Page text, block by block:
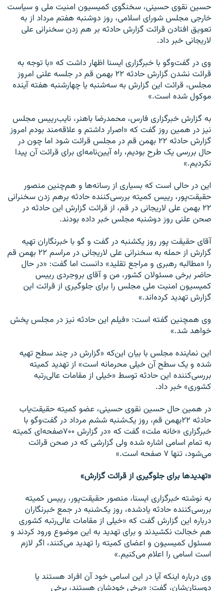
حسین نقوی حسینی، سخنگوی کمیسیون امنیت ملی و سیاست
خارجی مجلس شورای اسلامی، روز دوشنبه هفتم مرداد از به
تعویق افتادن قرائت گزارش حادثه بر هم زدن سخنرانی علی
لاریجانی خبر داد.
وی در گفت‌وگو با خبرگزاری ایسنا اظهار داشت که «با توجه به
قرائت نشدن گزارش حادثه ۲۲ بهمن قم در جلسه علنی امروز
مجلس، قرائت این گزارش به سه‌شنبه یا چهارشنبه هفته آینده
موکول شده است.»
به گزارش خبرگزاری فارس، محمدرضا باهنر، نایب‌رییس مجلس
نیز در همین روز گفت که «اصرار داشتم و علاقه‌مند بودم امروز
گزارش حادثه ۲۲ بهمن قم در مجلس قرائت شود اما چون در
حال بررسی یک طرح بودیم، راه آیین‌نامه‌ای برای قرائت آن پیدا
نکردیم.»
این در حالی است که بسیاری از رسانه‌ها و هم‌چنین منصور
حقیقت‌پور، رییس کمیته بررسی‌کننده حادثه برهم زدن سخنرانی
۲۲ بهمن علی لاریجانی در قم، از قرائت گزارش این حادثه در
صحن علنی روز دوشنبه مجلس خبر داده بودند.
آقای حقيقت پور روز یکشنبه در گفت و گو با خبرنگاران تهيه
گزارش از حمله به سخنرانی علی لاريجانی در مراسم ۲۲ بهمن قم
را «مطالبه رهبری و مراجع تقليد» دانست اما گفت: «در حال
حاضر برخی مسئولان کشور، من و آقای بروجردی ریيس
کميسيون امنيت ملی مجلس را برای جلوگيری از قرائت اين
گزارش تهديد کرده‌اند.»
وی همچنين گفته است: «فيلم اين حادثه نيز در مجلس پخش
خواهد شد.»
این نماینده مجلس با بیان این‌که «گزارش در چند سطح تهیه
شده و یک سطح آن خیلی محرمانه است» از تهدید کمیته
بررسی‌کننده این حادثه توسط «خیلی از مقامات عالی‌رتبه
کشوری» خبر داد.
در همین حال حسین نقوی حسینی، عضو کمیته حقیقت‌یاب
حادثه ۲۲بهمن قم، روز یک‌شنبه ششم مرداد در گفت‌وگو با
خبرگزاری «خانه ملت» گفت که «در گزارش ۷۰۰صفحه‌ای کمیته
به تمام اسامی اشاره شده ولی گزارشی که در صحن قرائت
می‌شود، تنها ۷ صفحه است.»
«تهدیدها برای جلوگیری از قرائت گزارش»
به نوشته خبرگزاری ایسنا، منصور حقیقت‌پور، رییس کمیته
بررسی‌کننده حادثه یادشده، روز یک‌شنبه در جمع خبرنگاران
درباره این گزارش گفت که «خیلی از مقامات عالی‌رتبه کشوری
هم خجالت نکشیدند و برای تهدید به این موضوع ورود کردند و
مسئول کمیسیون و اعضای کمیته را تهدید می‌کنند، اگر لازم
است اسامی را اعلام می‌کنیم.»
وی درباره اینکه آیا در این اسامی خود آن افراد هستند یا
دوستان‌شان، گفت: «برخی خودشان هستند، برخی